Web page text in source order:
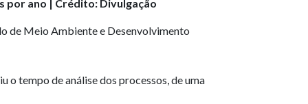
por ano | Crédito: Divulgação
de Meio Ambiente e Desenvolvimento
o tempo de análise dos processos, de uma